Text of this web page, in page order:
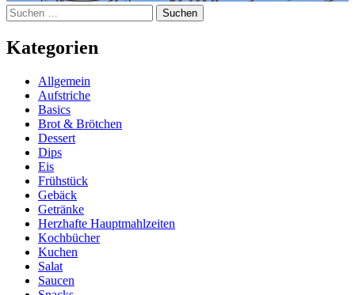
Suchen
nach:
Kategorien
Allgemein
Aufstriche
Basics
Brot & Brötchen
Dessert
Dips
Eis
Frühstück
Gebäck
Getränke
Herzhafte Hauptmahlzeiten
Kochbücher
Kuchen
Salat
Saucen